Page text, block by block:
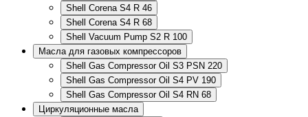
Shell Corena S4 R 46
Shell Corena S4 R 68
Shell Vacuum Pump S2 R 100
Масла для газовых компрессоров
Shell Gas Compressor Oil S3 PSN 220
Shell Gas Compressor Oil S4 PV 190
Shell Gas Compressor Oil S4 RN 68
Циркуляционные масла